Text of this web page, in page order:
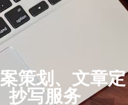
策划、文章定
抄写服务